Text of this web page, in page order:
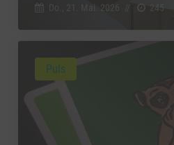
Do., 21. Mai. 2026 // 245
Puls